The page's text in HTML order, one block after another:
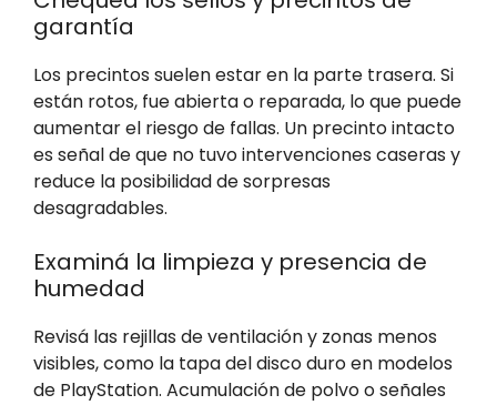
garantía
Los precintos suelen estar en la parte trasera. Si
están rotos, fue abierta o reparada, lo que puede
aumentar el riesgo de fallas. Un precinto intacto
es señal de que no tuvo intervenciones caseras y
reduce la posibilidad de sorpresas
desagradables.
Examiná la limpieza y presencia de
humedad
Revisá las rejillas de ventilación y zonas menos
visibles, como la tapa del disco duro en modelos
de PlayStation. Acumulación de polvo o señales